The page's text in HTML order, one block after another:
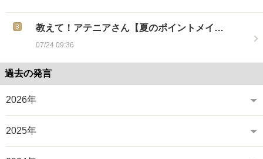
教えて！アテニアさん【夏のポイントメイ…
07/24 09:36
過去の発言
2026年
2025年